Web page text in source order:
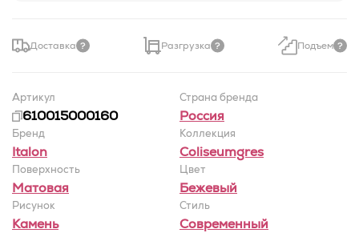
Доставка Разгрузка Подъем
Артикул
610015000160
Страна бренда
Россия
Бренд
Italon
Коллекция
Coliseumgres
Поверхность
Матовая
Цвет
Бежевый
Рисунок
Камень
Стиль
Современный